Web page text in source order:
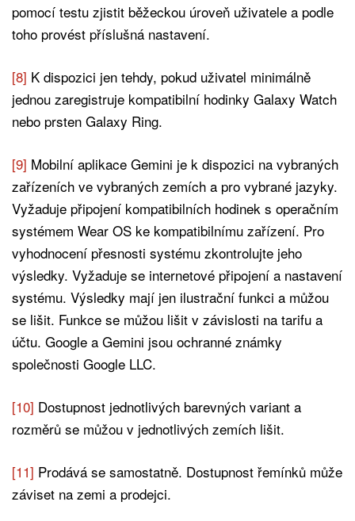
pomocí testu zjistit běžeckou úroveň uživatele a podle
toho provést příslušná nastavení.
[8] K dispozici jen tehdy, pokud uživatel minimálně
jednou zaregistruje kompatibilní hodinky Galaxy Watch
nebo prsten Galaxy Ring.
[9] Mobilní aplikace Gemini je k dispozici na vybraných
zařízeních ve vybraných zemích a pro vybrané jazyky.
Vyžaduje připojení kompatibilních hodinek s operačním
systémem Wear OS ke kompatibilnímu zařízení. Pro
vyhodnocení přesnosti systému zkontrolujte jeho
výsledky. Vyžaduje se internetové připojení a nastavení
systému. Výsledky mají jen ilustrační funkci a můžou
se lišit. Funkce se můžou lišit v závislosti na tarifu a
účtu. Google a Gemini jsou ochranné známky
společnosti Google LLC.
[10] Dostupnost jednotlivých barevných variant a
rozměrů se můžou v jednotlivých zemích lišit.
[11] Prodává se samostatně. Dostupnost řemínků může
záviset na zemi a prodejci.